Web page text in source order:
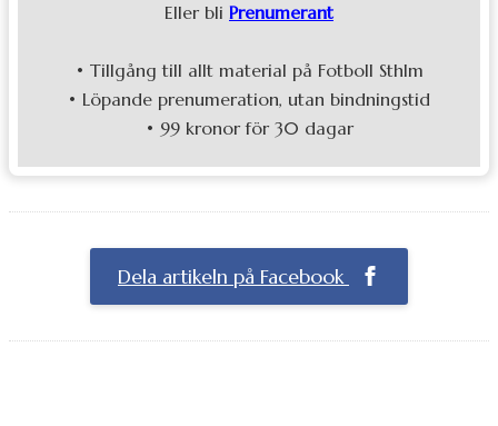
Eller bli Prenumerant
• Tillgång till allt material på Fotboll Sthlm
• Löpande prenumeration, utan bindningstid
• 99 kronor för 30 dagar
Dela artikeln på Facebook